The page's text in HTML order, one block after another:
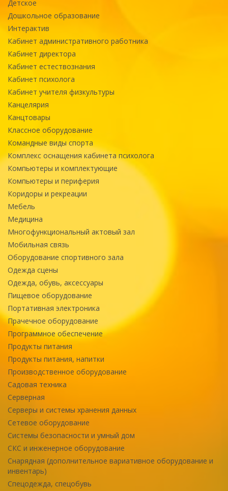
Детское
Дошкольное образование
Интерактив
Кабинет административного работника
Кабинет директора
Кабинет естествознания
Кабинет психолога
Кабинет учителя физкультуры
Канцелярия
Канцтовары
Классное оборудование
Командные виды спорта
Комплекс оснащения кабинета психолога
Компьютеры и комплектующие
Компьютеры и периферия
Коридоры и рекреации
Мебель
Медицина
Многофункциональный актовый зал
Мобильная связь
Оборудование спортивного зала
Одежда сцены
Одежда, обувь, аксессуары
Пищевое оборудование
Портативная электроника
Прачечное оборудование
Программное обеспечение
Продукты питания
Продукты питания, напитки
Производственное оборудование
Садовая техника
Серверная
Серверы и системы хранения данных
Сетевое оборудование
Системы безопасности и умный дом
СКС и инженерное оборудование
Снарядная (дополнительное вариативное оборудование и
инвентарь)
Спецодежда, спецобувь